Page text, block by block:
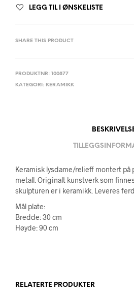
LEGG TIL I ØNSKELISTE
SHARE THIS PRODUCT
PRODUKTNR: 100877
KATEGORI: KERAMIKK
Keramisk lysdame/relieff montert på
metall. Originalt kunstverk som
skulpturen er i keramikk. Leveres
Mål plate:
Bredde: 30 cm
Høyde: 90 cm
RELATERTE PRODUKTER